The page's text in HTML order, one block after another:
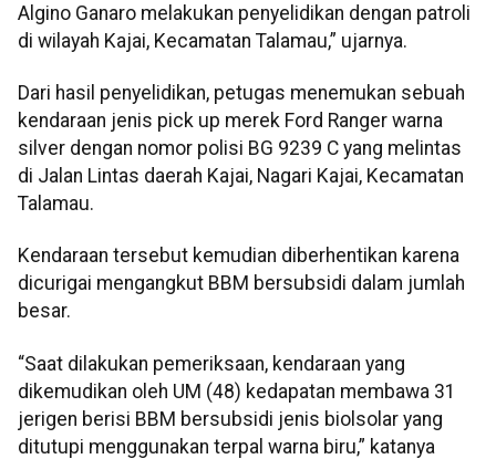
Algino Ganaro melakukan penyelidikan dengan patroli
di wilayah Kajai, Kecamatan Talamau,” ujarnya.
Dari hasil penyelidikan, petugas menemukan sebuah
kendaraan jenis pick up merek Ford Ranger warna
silver dengan nomor polisi BG 9239 C yang melintas
di Jalan Lintas daerah Kajai, Nagari Kajai, Kecamatan
Talamau.
Kendaraan tersebut kemudian diberhentikan karena
dicurigai mengangkut BBM bersubsidi dalam jumlah
besar.
“Saat dilakukan pemeriksaan, kendaraan yang
dikemudikan oleh UM (48) kedapatan membawa 31
jerigen berisi BBM bersubsidi jenis biolsolar yang
ditutupi menggunakan terpal warna biru,” katanya